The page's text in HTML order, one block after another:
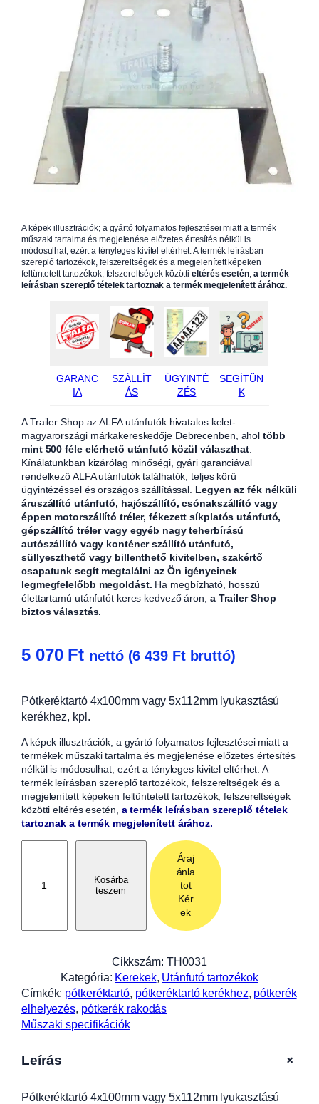
A képek illusztrációk; a gyártó folyamatos fejlesztései miatt a termék
műszaki tartalma és megjelenése előzetes értesítés nélkül is
módosulhat, ezért a tényleges kivitel eltérhet. A termék leírásban
szereplő tartozékok, felszereltségek és a megjelenített képeken
feltüntetett tartozékok, felszereltségek közöttieltérés esetén, a termék
leírásban szereplő tételek tartoznak a termék megjelenített árához.
GARANC
IA
SZÁLLÍT
ÁS
ÜGYINTÉ
ZÉS
SEGÍTÜN
K
A Trailer Shop az ALFA utánfutók hivatalos kelet-
magyarországi márkakereskedője Debrecenben, aholtöbb
mint 500 féle elérhető utánfutó közül választhat.
Kínálatunkban kizárólag minőségi, gyári garanciával
rendelkező ALFA utánfutók találhatók, teljes körű
ügyintézéssel és országos szállítással. Legyen az fék nélküli
áruszállító utánfutó, hajószállító, csónakszállító vagy
éppen motorszállító tréler, fékezett síkplatós utánfutó,
gépszállító tréler vagy egyéb nagy teherbírású
autószállító vagy konténer szállító utánfutó,
süllyeszthető vagy billenthető kivitelben, szakértő
csapatunk segít megtalálni az Ön igényeinek
legmegfelelőbb megoldást. Ha megbízható, hosszú
élettartamú utánfutót keres kedvező áron, a Trailer Shop
biztos választás.
5 070 Ft nettó (6 439 Ftbruttó)
Pótkeréktartó 4x100mm vagy 5x112mm lyukasztású
kerékhez, kpl.
A képek illusztrációk; a gyártó folyamatos fejlesztései miatt a
termékek műszaki tartalma és megjelenése előzetes értesítés
nélkül is módosulhat, ezért a tényleges kivitel eltérhet. A
termék leírásban szereplő tartozékok, felszereltségek és a
megjelenített képeken feltüntetett tartozékok, felszereltségek
közötti eltérés esetén, a termék leírásban szereplő tételek
tartoznak a termék megjelenített árához.
a
r
t
x
0
Kosárba
teszem
Áraj
ánla
tot
Kér
ek
Cikkszám: TH0031
Kategória: Kerekek, Utánfutó tartozékok
Címkék: pótkeréktartó, pótkeréktartó kerékhez, pótkerék
elhelyezés, pótkerék rakodás
Műszaki specifikációk
Leírás +
Pótkeréktartó 4x100mm vagy 5x112mm lyukasztású